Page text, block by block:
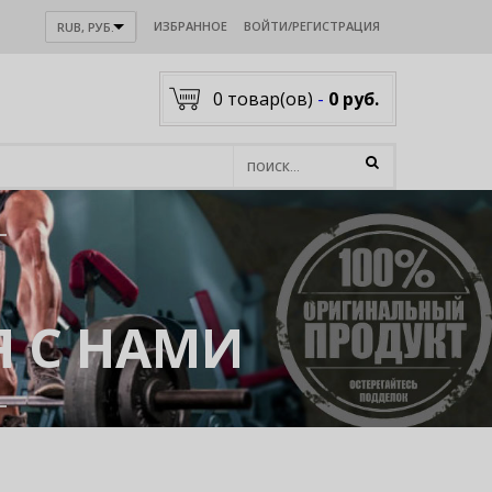
RUB, РУБ. ИЗБРАННОЕ ВОЙТИ/РЕГИСТРАЦИЯ
0 товар(ов) - 0 руб.
С НАМИ